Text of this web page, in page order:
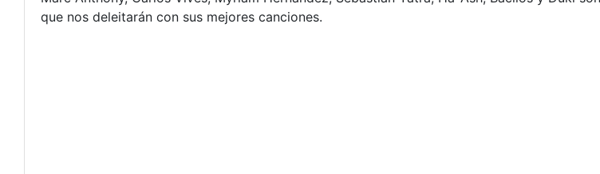
que nos deleitarán con sus mejores canciones.